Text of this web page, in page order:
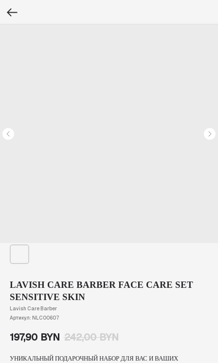
LAVISH CARE BARBER FACE CARE SET
SENSITIVE SKIN
Lavish Care Barber
Артикул: NLC00607
197,90 BYN 242,00 BYN
УНИКАЛЬНЫЙ ПОДАРОЧНЫЙ НАБОР ДЛЯ ВАС И ВАШИХ